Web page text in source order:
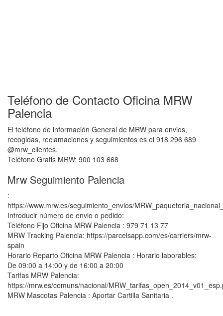
Teléfono de Contacto Oficina MRW
Palencia
El teléfono de información General de MRW para envios,
recogidas, reclamaciones y seguimientos es el 918 296 689
@mrw_clientes.
Teléfono Gratis MRW: 900 103 668
Mrw Seguimiento Palencia
:
https://www.mrw.es/seguimiento_envios/
Introducir número de envio o pedido:
Teléfono Fijo Oficina MRW Palencia : 979 71 13 77
MRW Tracking Palencia: https://parcelsapp.com/es/carriers/mrw-
spain
Horario Reparto Oficina MRW Palencia : Horario laborables:
De 09:00 a 14:00 y de 16:00 a 20:00
Tarifas MRW Palencia:
https://mrw.es/comuns/nacional/
MRW Mascotas Palencia : Aportar Cartilla Sanitaria .